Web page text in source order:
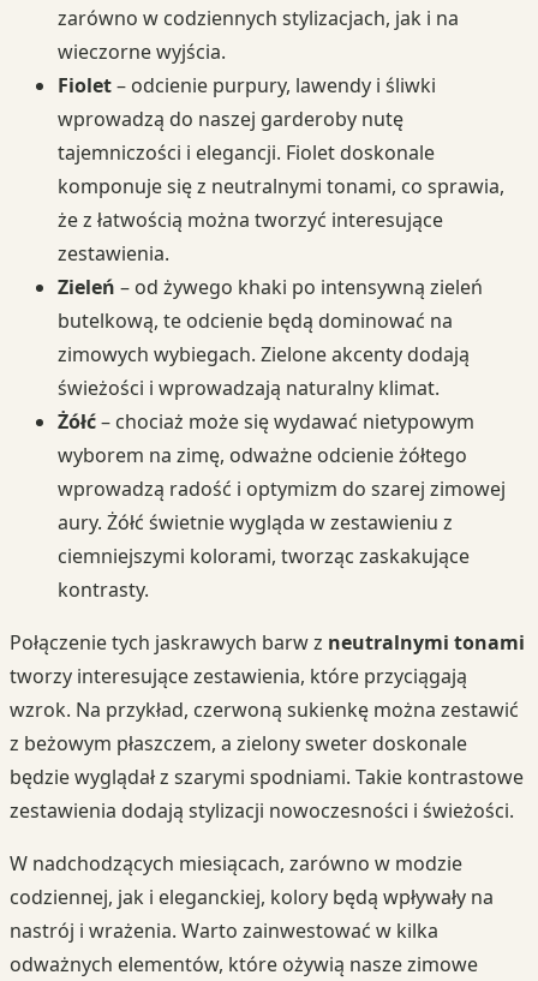
zarówno w codziennych stylizacjach, jak i na
wieczorne wyjścia.
Fiolet– odcienie purpury, lawendy i śliwki
wprowadzą do naszej garderoby nutę
tajemniczości i elegancji. Fiolet doskonale
komponuje się z neutralnymi tonami, co sprawia,
że z łatwością można tworzyć interesujące
zestawienia.
Zieleń – od żywego khaki po intensywną zieleń
butelkową, te odcienie będą dominować na
zimowych wybiegach. Zielone akcenty dodają
świeżości i wprowadzają naturalny klimat.
Żółć– chociaż może się wydawać nietypowym
wyborem na zimę, odważne odcienie żółtego
wprowadzą radość i optymizm do szarej zimowej
aury. Żółć świetnie wygląda w zestawieniu z
ciemniejszymi kolorami, tworząc zaskakujące
kontrasty.
Połączenie tych jaskrawych barw z neutralnymi tonami
tworzy interesujące zestawienia, które przyciągają
wzrok. Na przykład, czerwoną sukienkę można zestawić
z beżowym płaszczem, a zielony sweter doskonale
będzie wyglądał z szarymi spodniami. Takie kontrastowe
zestawienia dodają stylizacji nowoczesności i świeżości.
W nadchodzących miesiącach, zarówno w modzie
codziennej, jak i eleganckiej, kolory będą wpływały na
nastrój i wrażenia. Warto zainwestować w kilka
odważnych elementów, które ożywią nasze zimowe